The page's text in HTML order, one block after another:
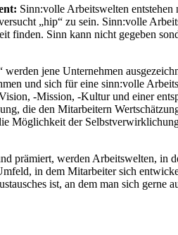
Sinn:volle Arbeitswelten entstehen
„hip“ zu sein. Sinn:volle
finden. Sinn kann nicht gegeben
werden jene Unternehmen
und sich für eine sinn:volle
-Mission, -Kultur und einer
die den Mitarbeitern
Möglichkeit der
prämiert, werden Arbeitswelten, in
in dem Mitarbeiter sich
ist, an dem man sich gerne